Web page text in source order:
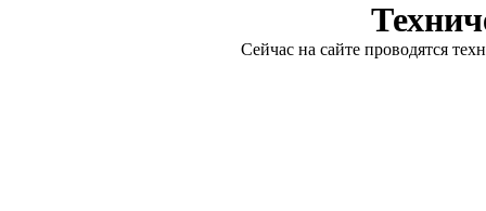
Сейчас на сайте проводятся